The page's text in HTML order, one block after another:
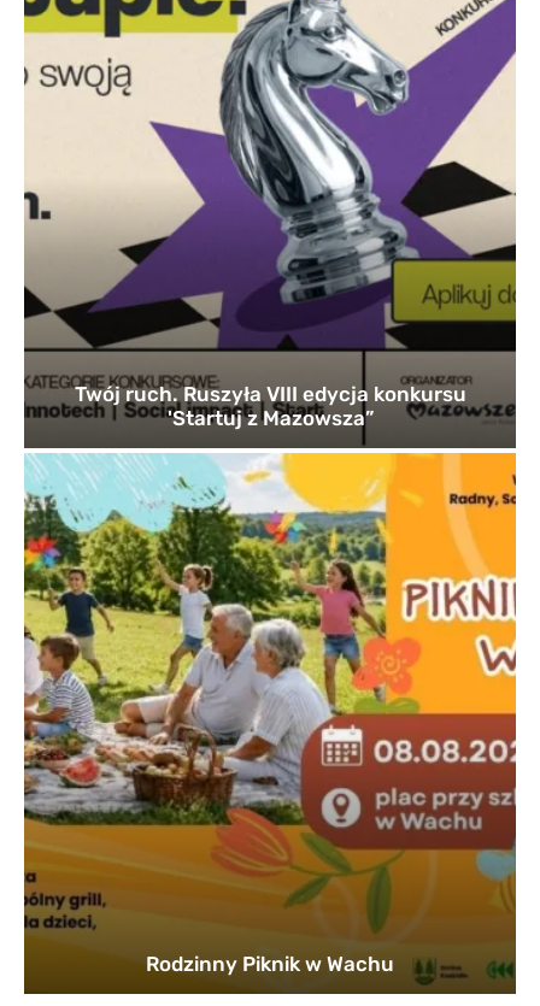
Twój ruch. Ruszyła VIII edycja konkursu
'Startuj z Mazowsza”
Rodzinny Piknik w Wachu